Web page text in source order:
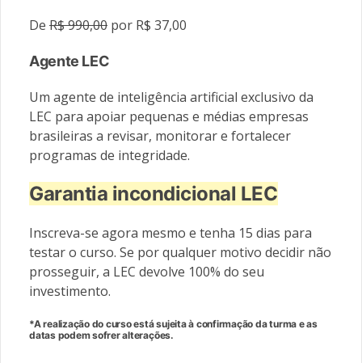
De R$ 990,00 por R$ 37,00
Agente LEC
Um agente de inteligência artificial exclusivo da
LEC para apoiar pequenas e médias empresas
brasileiras a revisar, monitorar e fortalecer
programas de integridade.
Garantia incondicional LEC
Inscreva-se agora mesmo e tenha 15 dias para
testar o curso. Se por qualquer motivo decidir não
prosseguir, a LEC devolve 100% do seu
investimento.
*A realização do curso está sujeita à confirmação da turma e as
datas podem sofrer alterações.